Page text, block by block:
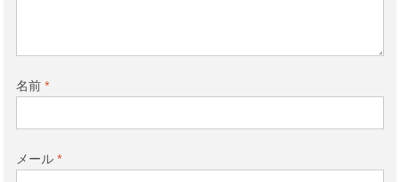
名前 *
メール *